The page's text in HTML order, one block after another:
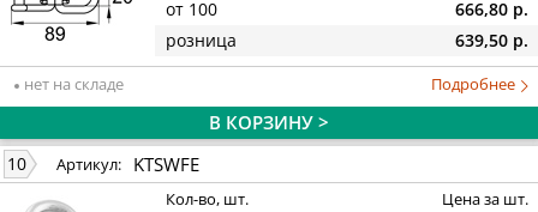
от 100
666,80 р.
розница
639,50 р.
нет на складе Подробнее
В КОРЗИНУ >
10 Артикул: KTSWFE
Кол-во, шт. Цена за шт.